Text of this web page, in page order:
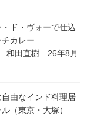
ド・ヴォーで仕込
カレー
和田直樹 26年8月
由なインド料理居
（東京・大塚）